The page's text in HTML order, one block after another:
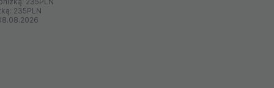
235PLN